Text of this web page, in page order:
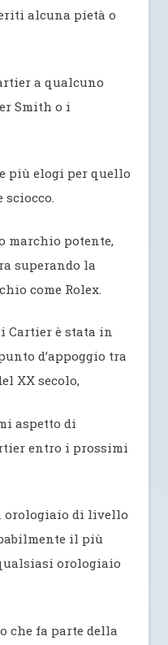
alcuna pietà o
a qualcuno
Smith o i
più elogi per quello
sciocco.
marchio potente,
superando la
come Rolex.
Cartier è stata in
d’appoggio tra
XX secolo,
aspetto di
entro i prossimi
orologiaio di livello
il più
orologiaio
che fa parte della